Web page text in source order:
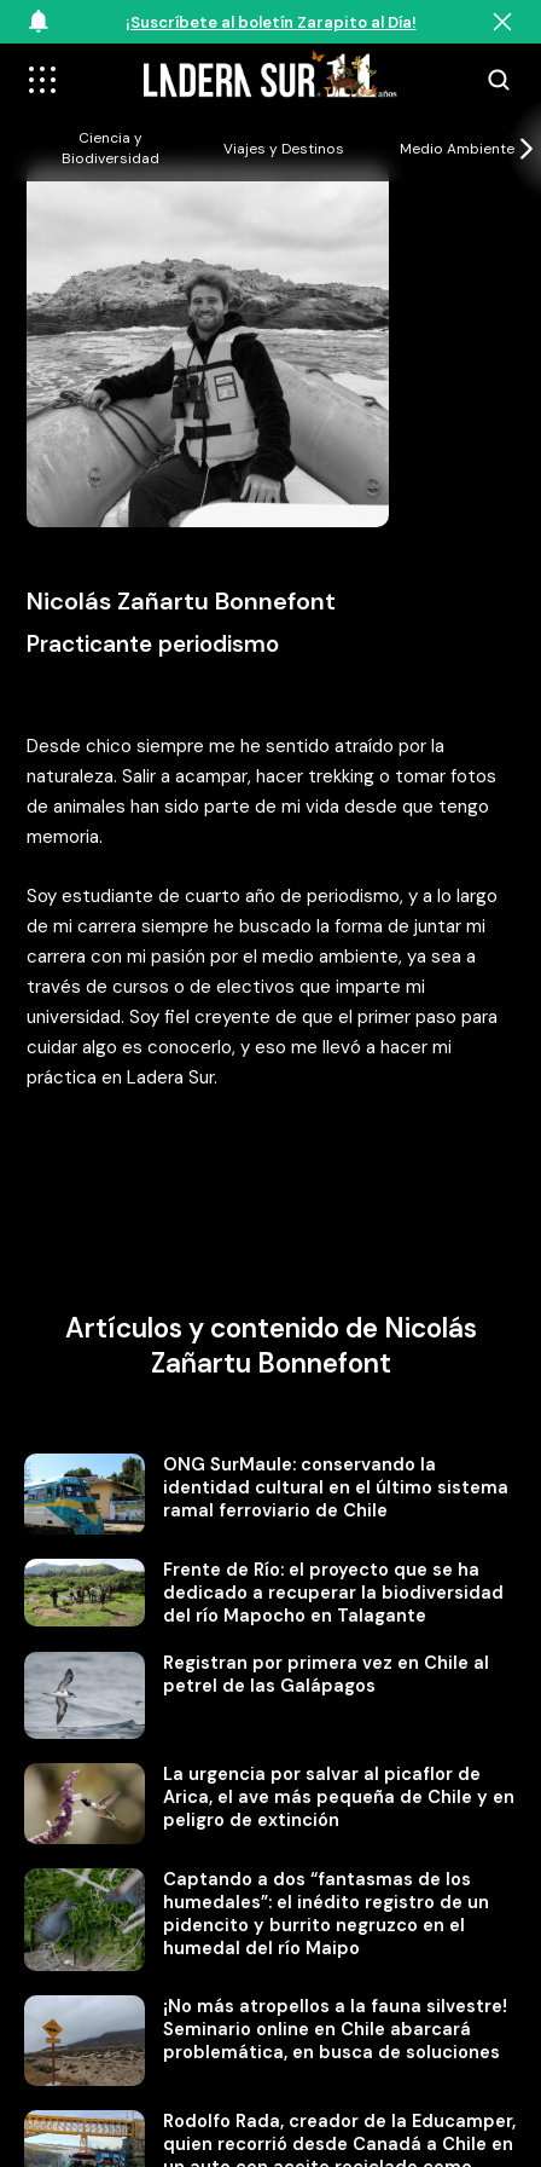
¡Suscríbete al boletín Zarapito al Día!
Ciencia y
Biodiversidad
Viajes y Destinos Medio Ambiente
Nicolás Zañartu Bonnefont
Practicante periodismo
Desde chico siempre me he sentido atraído por la
naturaleza. Salir a acampar, hacer trekking o tomar fotos
de animales han sido parte de mi vida desde que tengo
memoria.
Soy estudiante de cuarto año de periodismo, y a lo largo
de mi carrera siempre he buscado la forma de juntar mi
carrera con mi pasión por el medio ambiente, ya sea a
través de cursos o de electivos que imparte mi
universidad. Soy fiel creyente de que el primer paso para
cuidar algo es conocerlo, y eso me llevó a hacer mi
práctica en Ladera Sur.
Artículos y contenido de Nicolás
Zañartu Bonnefont
ONG SurMaule: conservando la
identidad cultural en el último sistema
ramal ferroviario de Chile
Frente de Río: el proyecto que se ha
dedicado a recuperar la biodiversidad
del río Mapocho en Talagante
Registran por primera vez en Chile al
petrel de las Galápagos
La urgencia por salvar al picaflor de
Arica, el ave más pequeña de Chile y en
peligro de extinción
Captando a dos “fantasmas de los
humedales”: el inédito registro de un
pidencito y burrito negruzco en el
humedal del río Maipo
¡No más atropellos a la fauna silvestre!
Seminario online en Chile abarcará
problemática, en busca de soluciones
Rodolfo Rada, creador de la Educamper,
quien recorrió desde Canadá a Chile en